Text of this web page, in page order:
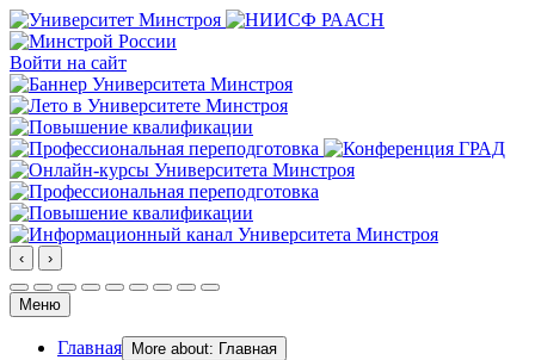
Войти на сайт
‹ ›
Меню
Главная More about: Главная